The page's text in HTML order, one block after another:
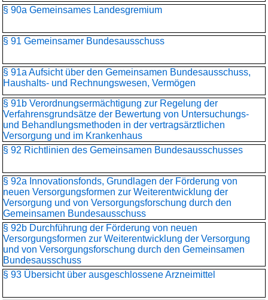
§ 90a Gemeinsames Landesgremium
§ 91 Gemeinsamer Bundesausschuss
§ 91a Aufsicht über den Gemeinsamen Bundesausschuss,
Haushalts- und Rechnungswesen, Vermögen
§ 91b Verordnungsermächtigung zur Regelung der
Verfahrensgrundsätze der Bewertung von Untersuchungs-
und Behandlungsmethoden in der vertragsärztlichen
Versorgung und im Krankenhaus
§ 92 Richtlinien des Gemeinsamen Bundesausschusses
§ 92a Innovationsfonds, Grundlagen der Förderung von
neuen Versorgungsformen zur Weiterentwicklung der
Versorgung und von Versorgungsforschung durch den
Gemeinsamen Bundesausschuss
§ 92b Durchführung der Förderung von neuen
Versorgungsformen zur Weiterentwicklung der Versorgung
und von Versorgungsforschung durch den Gemeinsamen
Bundesausschuss
§ 93 Übersicht über ausgeschlossene Arzneimittel